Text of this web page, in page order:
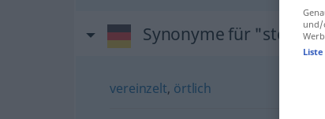
Synonyme für
vereinzelt, örtlich
und/